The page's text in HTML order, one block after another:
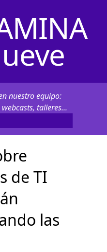
nuestro equipo:
talleres...
de TI
las